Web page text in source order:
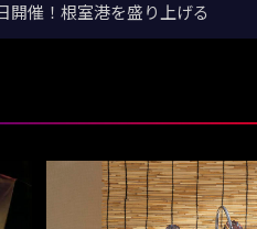
開催！根室港を盛り上げる